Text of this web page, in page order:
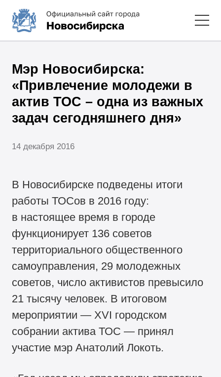
Мэр Новосибирска:
«Привлечение молодежи в
актив ТОС – одна из важных
задач сегодняшнего дня»
14 декабря 2016
В Новосибирске подведены итоги
работы ТОСов в 2016 году:
в настоящее время в городе
функционирует 136 советов
территориального общественного
самоуправления, 29 молодежных
советов, число активистов превысило
21 тысячу человек. В итоговом
мероприятии — XVI городском
собрании актива ТОС — принял
участие мэр Анатолий Локоть.